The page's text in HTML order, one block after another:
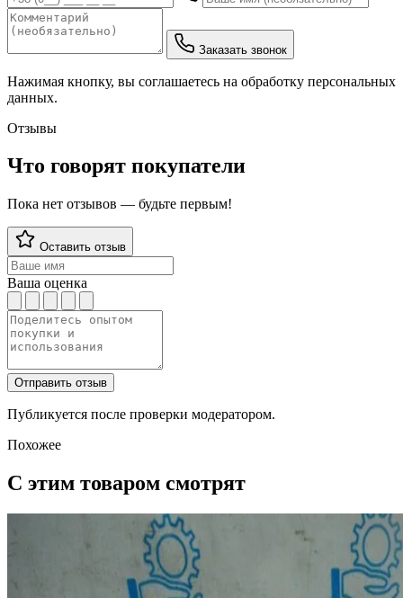
Заказать звонок
Нажимая кнопку, вы соглашаетесь на обработку персональных
данных.
Отзывы
Что говорят покупатели
Пока нет отзывов — будьте первым!
Оставить отзыв
Ваша оценка
Отправить отзыв
Публикуется после проверки модератором.
Похожее
С этим товаром смотрят